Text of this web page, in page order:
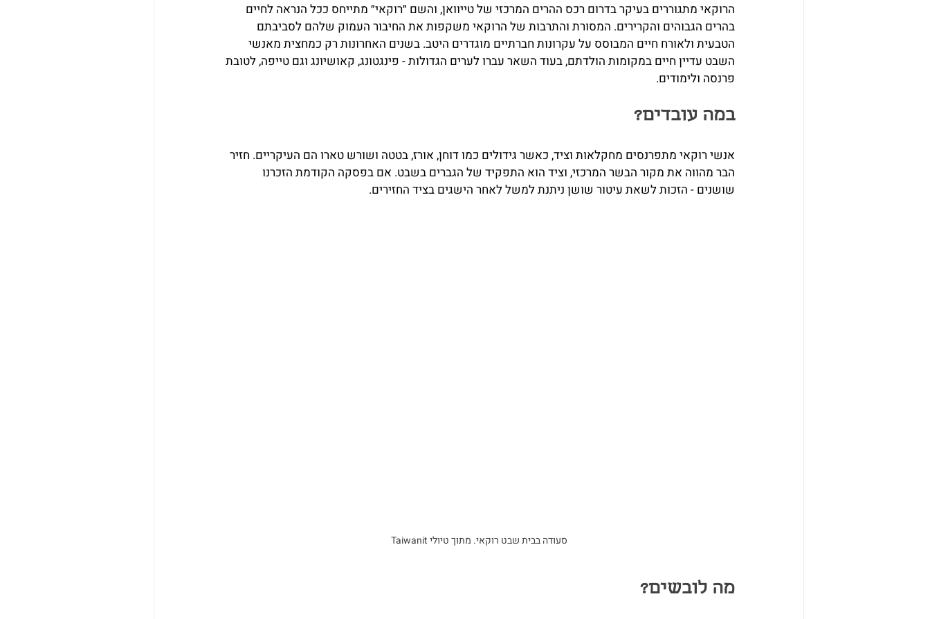
הרוקאי מתגוררים בעיקר בדרום רכס ההרים המרכזי של טייוואן, והשם ״רוקאי״ מתייחס ככל הנראה לחיים
בהרים הגבוהים והקרירים. המסורת והתרבות של הרוקאי משקפות את החיבור העמוק שלהם לסביבתם
הטבעית ולאורח חיים המבוסס על עקרונות חברתיים מוגדרים היטב. בשנים האחרונות רק כמחצית מאנשי
השבט עדיין חיים במקומות הולדתם, בעוד השאר עברו לערים הגדולות - פינגטונג, קאושיונג וגם טייפה, לטובת
פרנסה ולימודים.
במה עובדים?
אנשי רוקאי מתפרנסים מחקלאות וציד, כאשר גידולים כמו דוחן, אורז, בטטה ושורש טארו הם העיקריים. חזיר
הבר מהווה את מקור הבשר המרכזי, וציד הוא התפקיד של הגברים בשבט. אם בפסקה הקודמת הזכרנו
שושנים - הזכות לשאת עיטור שושן ניתנת למשל לאחר הישגים בציד החזירים.
סעודה בבית שבט רוקאי. מתוך טיולי Taiwanit
מה לובשים?